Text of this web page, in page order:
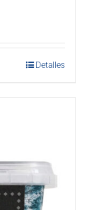
Detalles